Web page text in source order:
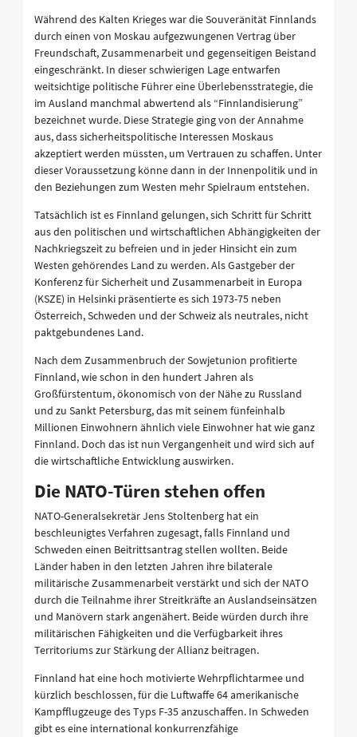
Während des Kalten Krieges war die Souveränität Finnlands
durch einen von Moskau aufgezwungenen Vertrag über
Freundschaft, Zusammenarbeit und gegenseitigen Beistand
eingeschränkt. In dieser schwierigen Lage entwarfen
weitsichtige politische Führer eine Überlebensstrategie, die
im Ausland manchmal abwertend als “Finnlandisierung”
bezeichnet wurde. Diese Strategie ging von der Annahme
aus, dass sicherheitspolitische Interessen Moskaus
akzeptiert werden müssten, um Vertrauen zu schaffen. Unter
dieser Voraussetzung könne dann in der Innenpolitik und in
den Beziehungen zum Westen mehr Spielraum entstehen.
Tatsächlich ist es Finnland gelungen, sich Schritt für Schritt
aus den politischen und wirtschaftlichen Abhängigkeiten der
Nachkriegszeit zu befreien und in jeder Hinsicht ein zum
Westen gehörendes Land zu werden. Als Gastgeber der
Konferenz für Sicherheit und Zusammenarbeit in Europa
(KSZE) in Helsinki präsentierte es sich 1973-75 neben
Österreich, Schweden und der Schweiz als neutrales, nicht
paktgebundenes Land.
Nach dem Zusammenbruch der Sowjetunion profitierte
Finnland, wie schon in den hundert Jahren als
Großfürstentum, ökonomisch von der Nähe zu Russland
und zu Sankt Petersburg, das mit seinem fünfeinhalb
Millionen Einwohnern ähnlich viele Einwohner hat wie ganz
Finnland. Doch das ist nun Vergangenheit und wird sich auf
die wirtschaftliche Entwicklung auswirken.
Die NATO-Türen stehen offen
NATO-Generalsekretär Jens Stoltenberg hat ein
beschleunigtes Verfahren zugesagt, falls Finnland und
Schweden einen Beitrittsantrag stellen wollten. Beide
Länder haben in den letzten Jahren ihre bilaterale
militärische Zusammenarbeit verstärkt und sich der NATO
durch die Teilnahme ihrer Streitkräfte an Auslandseinsätzen
und Manövern stark angenähert. Beide würden durch ihre
militärischen Fähigkeiten und die Verfügbarkeit ihres
Territoriums zur Stärkung der Allianz beitragen.
Finnland hat eine hoch motivierte Wehrpflichtarmee und
kürzlich beschlossen, für die Luftwaffe 64 amerikanische
Kampfflugzeuge des Typs F-35 anzuschaffen. In Schweden
gibt es eine international konkurrenzfähige